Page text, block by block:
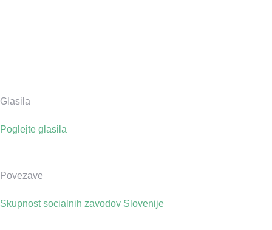
Glasila
Poglejte glasila
Povezave
Skupnost socialnih zavodov Slovenije